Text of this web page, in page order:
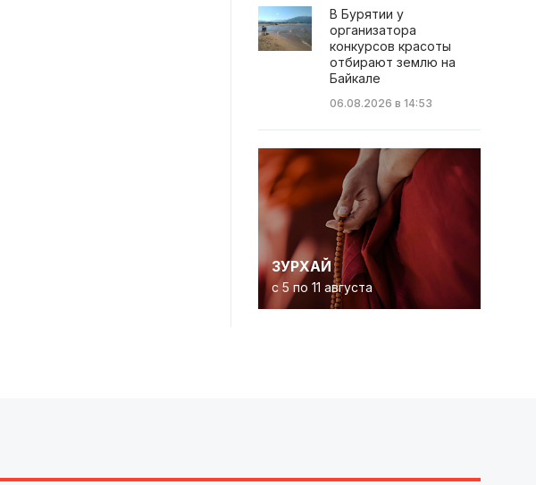
В Бурятии у
организатора
конкурсов красоты
отбирают землю на
Байкале
06.08.2026 в 14:53
ЗУРХАЙ
с 5 по 11 августа